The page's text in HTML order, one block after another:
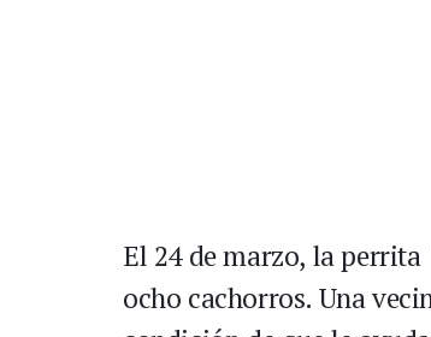
El 24 de marzo, la perrita
ocho cachorros. Una